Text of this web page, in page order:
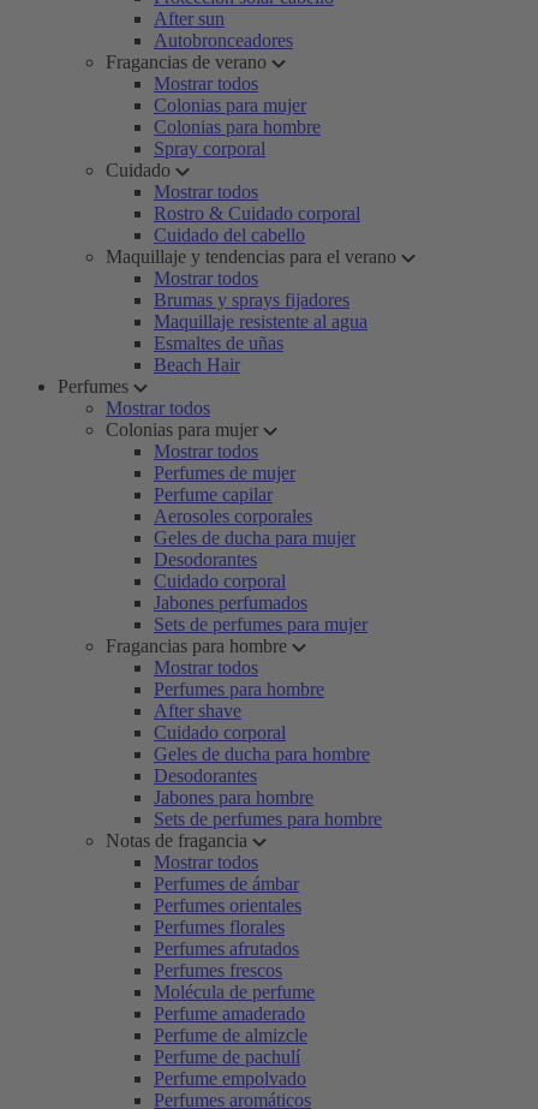
After sun
Autobronceadores
Fragancias de verano
Mostrar todos
Colonias para mujer
Colonias para hombre
Spray corporal
Cuidado
Mostrar todos
Rostro & Cuidado corporal
Cuidado del cabello
Maquillaje y tendencias para el verano
Mostrar todos
Brumas y sprays fijadores
Maquillaje resistente al agua
Esmaltes de uñas
Beach Hair
Perfumes
Mostrar todos
Colonias para mujer
Mostrar todos
Perfumes de mujer
Perfume capilar
Aerosoles corporales
Geles de ducha para mujer
Desodorantes
Cuidado corporal
Jabones perfumados
Sets de perfumes para mujer
Fragancias para hombre
Mostrar todos
Perfumes para hombre
After shave
Cuidado corporal
Geles de ducha para hombre
Desodorantes
Jabones para hombre
Sets de perfumes para hombre
Notas de fragancia
Mostrar todos
Perfumes de ámbar
Perfumes orientales
Perfumes florales
Perfumes afrutados
Perfumes frescos
Molécula de perfume
Perfume amaderado
Perfume de almizcle
Perfume de pachulí
Perfume empolvado
Perfumes aromáticos